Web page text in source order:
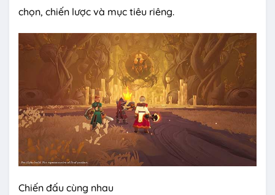
chọn, chiến lược và mục tiêu riêng.
Chiến đấu cùng nhau